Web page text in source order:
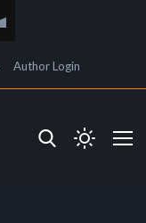
Author Login